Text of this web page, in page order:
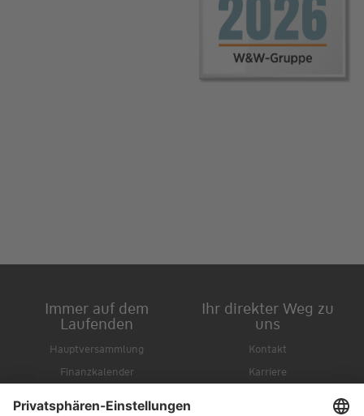
Immer auf dem
Laufenden
Hauptversammlung
Finanzkalender
Ihr direkter Weg zu
uns
Kontakt
Karriere